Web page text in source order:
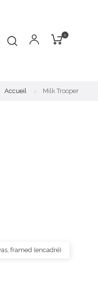
0
Accueil Milk Trooper
framed (encadré)